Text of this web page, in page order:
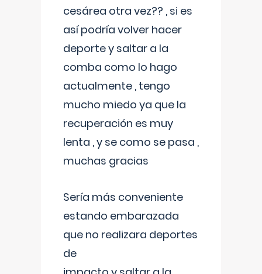
cesárea otra vez?? , si es
así podría volver hacer
deporte y saltar a la
comba como lo hago
actualmente , tengo
mucho miedo ya que la
recuperación es muy
lenta , y se como se pasa ,
muchas gracias
Sería más conveniente
estando embarazada
que no realizara deportes
de